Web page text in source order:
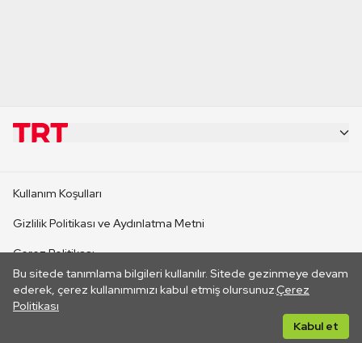
Bu sitede tanımlama bilgileri kullanılır. Sitede gezinmeye devam
ederek, çerez kullanımımızı kabul etmiş olursunuz.Çerez
Politikası
Kabul et
CANLI YAYINLAR
Kullanım Koşulları
Gizlilik Politikası ve Aydınlatma Metni
Çerez Politikası
İletişim
Her hakkı saklıdır. ©2026 TRT. Bağlantı yoluyla gidilen dış